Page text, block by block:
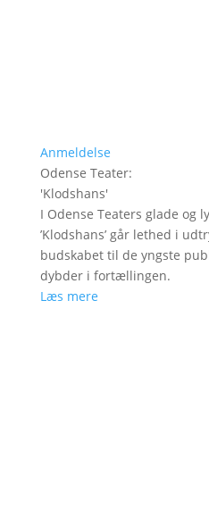
Anmeldelse
Odense Teater:
'Klodshans'
I Odense Teaters glade og
’Klodshans’ går lethed i
budskabet til de yngste
dybder i fortællingen.
Læs mere